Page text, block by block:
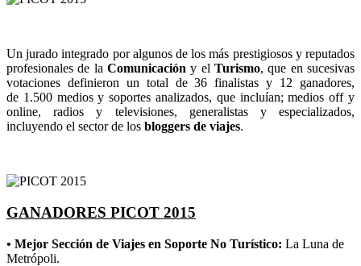
Un jurado integrado por algunos de los más prestigiosos y reputados
profesionales de la Comunicación y el Turismo, que en sucesivas
votaciones definieron un total de 36 finalistas y 12 ganadores,
de 1.500 medios y soportes analizados, que incluían; medios off y
online, radios y televisiones, generalistas y especializados,
incluyendo el sector de los bloggers de viajes.
GANADORES PICOT 2015
• Mejor Sección de Viajes en Soporte No Turístico: La Luna de
Metrópoli.